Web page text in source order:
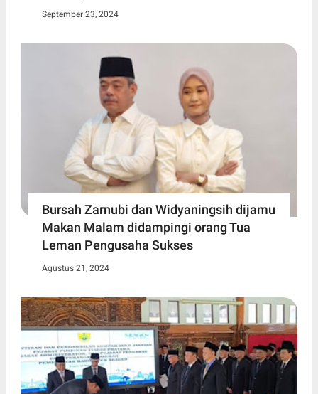
September 23, 2024
Bursah Zarnubi dan Widyaningsih dijamu
Makan Malam didampingi orang Tua
Leman Pengusaha Sukses
Agustus 21, 2024